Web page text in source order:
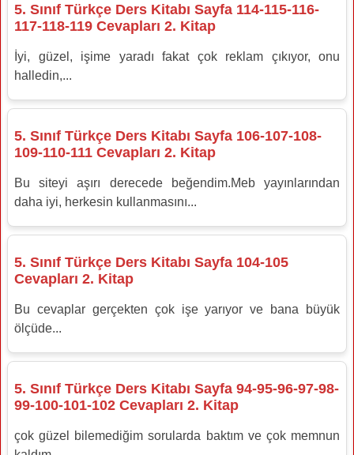
5. Sınıf Türkçe Ders Kitabı Sayfa 114-115-116-
117-118-119 Cevapları 2. Kitap
İyi, güzel, işime yaradı fakat çok reklam çıkıyor, onu
halledin,...
5. Sınıf Türkçe Ders Kitabı Sayfa 106-107-108-
109-110-111 Cevapları 2. Kitap
Bu siteyi aşırı derecede beğendim.Meb yayınlarından
daha iyi, herkesin kullanmasını...
5. Sınıf Türkçe Ders Kitabı Sayfa 104-105
Cevapları 2. Kitap
Bu cevaplar gerçekten çok işe yarıyor ve bana büyük
ölçüde...
5. Sınıf Türkçe Ders Kitabı Sayfa 94-95-96-97-98-
99-100-101-102 Cevapları 2. Kitap
çok güzel bilemediğim sorularda baktım ve çok memnun